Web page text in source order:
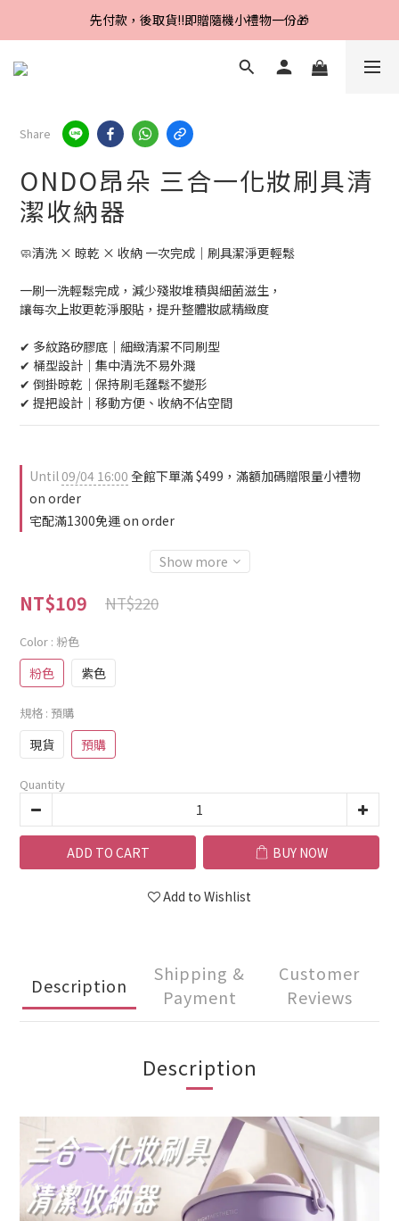
Line好友招募中，首購、回購皆贈100元
先付款，後取貨‼️即贈隨機小禮物一份🎁
Line好友招募中，首購、回購皆贈100元
Share
ONDO昂朵 三合一化妝刷具清
潔收納器
🧼清洗 × 晾乾 × 收納 一次完成｜刷具潔淨更輕鬆
一刷一洗輕鬆完成，減少殘妝堆積與細菌滋生，
讓每次上妝更乾淨服貼，提升整體妝感精緻度
✔ 多紋路矽膠底｜細緻清潔不同刷型
✔ 桶型設計｜集中清洗不易外濺
✔ 倒掛晾乾｜保持刷毛蓬鬆不變形
✔ 提把設計｜移動方便、收納不佔空間
Until09/04 16:00 全館下單滿 $499，滿額加碼贈限量小禮物
on order
宅配滿1300免運 on order
Show more
NT$109 NT$220
Color : 粉色
粉色 紫色
規格 : 預購
現貨 預購
Quantity
ADD TO CART BUY NOW
Add to Wishlist
Description
Shipping &
Payment
Customer
Reviews
Description